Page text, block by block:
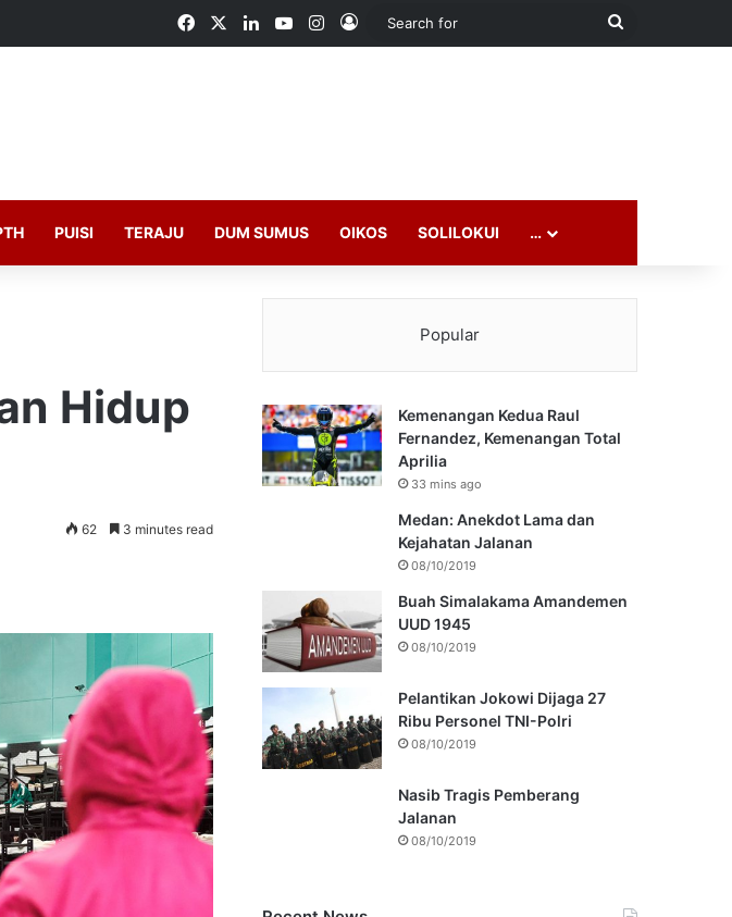
FacebookLinkedInYouTubeInstagram
Log In
Search
PUISI TERAJU DUM SUMUS OIKOS SOLILOKUI …
Hidup
62 3 minutes read
Popular
Kemenangan Kedua Raul
Fernandez, Kemenangan Total
Aprilia
33 mins ago
Medan: Anekdot Lama dan
Kejahatan Jalanan
08/10/2019
Buah Simalakama Amandemen
UUD 1945
08/10/2019
Pelantikan Jokowi Dijaga 27
Ribu Personel TNI-Polri
08/10/2019
Nasib Tragis Pemberang
Jalanan
08/10/2019